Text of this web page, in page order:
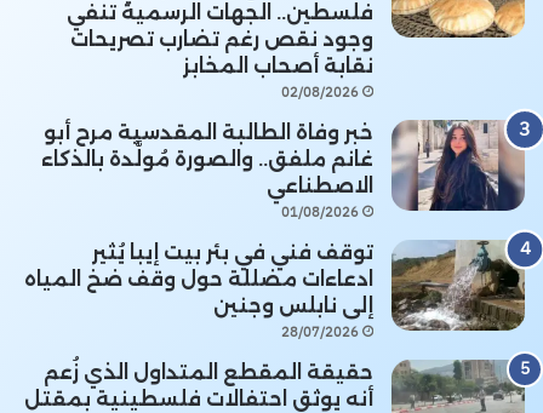
فلسطين.. الجهات الرسمية تنفي
وجود نقص رغم تضارب تصريحات
نقابة أصحاب المخابز
02/08/2026
خبر وفاة الطالبة المقدسية مرح أبو
غانم ملفق.. والصورة مُولَّدة بالذكاء
الاصطناعي
01/08/2026
توقف فني في بئر بيت إيبا يُثير
ادعاءات مضللة حول وقف ضخ المياه
إلى نابلس وجنين
28/07/2026
حقيقة المقطع المتداول الذي زُعم
أنه يوثق احتفالات فلسطينية بمقتل